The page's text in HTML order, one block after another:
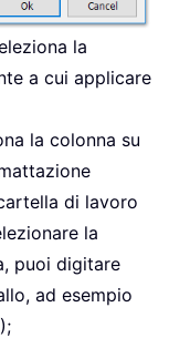
la
a cui applicare
la colonna su
di lavoro
la
puoi digitare
ad esempio
);